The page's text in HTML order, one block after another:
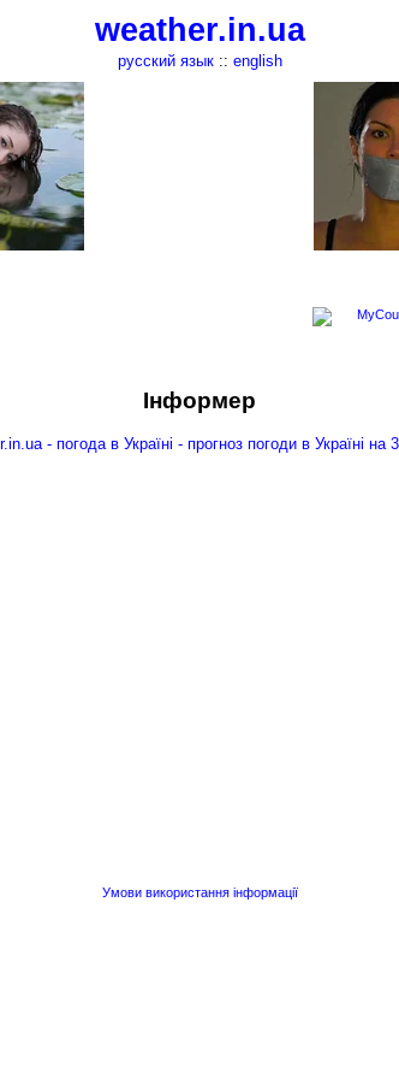
weather.in.ua
русский язык:: english
Інформер
Умови використання інформації